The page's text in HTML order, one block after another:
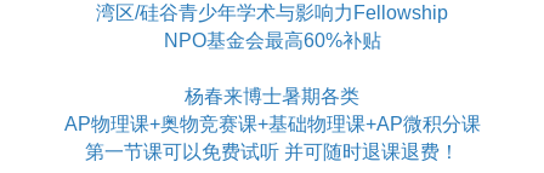
湾区/硅谷青少年学术与影响力Fellowship
NPO基金会最高60%补贴
杨春来博士暑期各类
AP物理课+奥物竞赛课+基础物理课+AP微积分课
第一节课可以免费试听 并可随时退课退费！